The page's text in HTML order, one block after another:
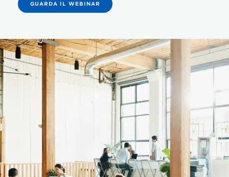
GUARDA IL WEBINAR